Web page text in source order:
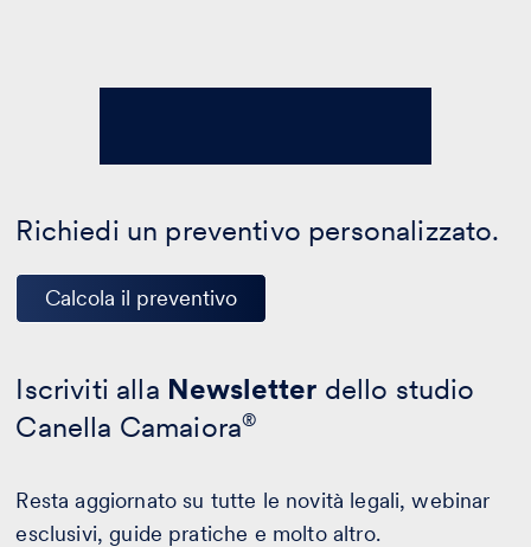
Richiedi un preventivo personalizzato.
Calcola il preventivo
Iscriviti alla Newsletter dello studio
Canella Camaiora®
Resta aggiornato su tutte le novità legali, webinar
esclusivi, guide pratiche e molto altro.